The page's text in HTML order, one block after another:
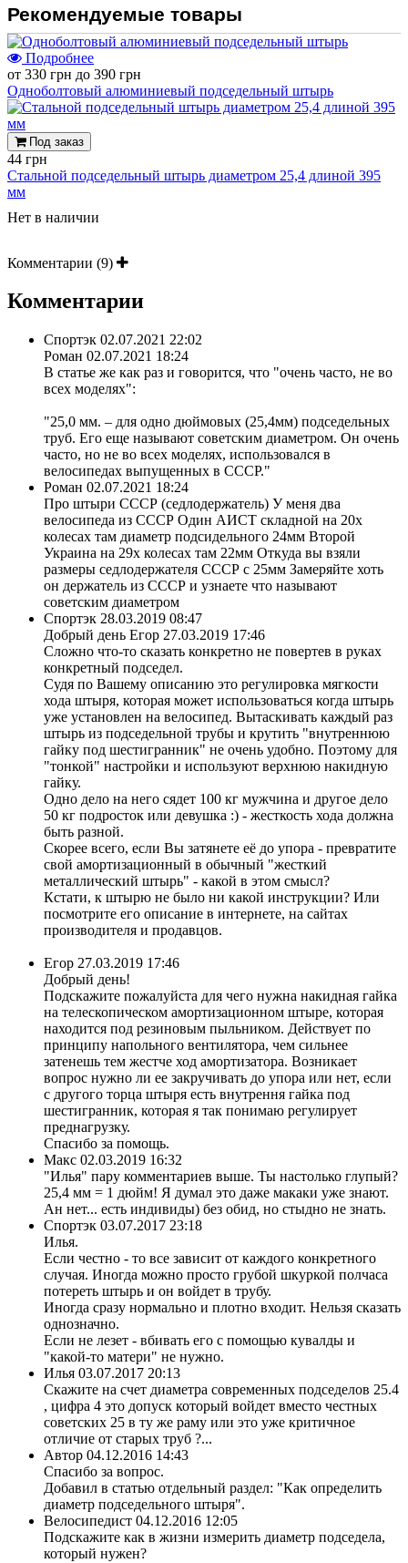
Рекомендуемые товары
Подробнее
от 330 грн до 390 грн
Одноболтовый алюминиевый подседельный штырь
Под заказ
44 грн
Стальной подседельный штырь диаметром 25,4 длиной 395
мм
Нет в наличии
Комментарии (9)
Комментарии
Спортэк 02.07.2021 22:02
Роман 02.07.2021 18:24
В статье же как раз и говорится, что "очень часто, не во
всех моделях":
"25,0 мм. – для одно дюймовых (25,4мм) подседельных
труб. Его еще называют советским диаметром. Он очень
часто, но не во всех моделях, использовался в
велосипедах выпущенных в СССР."
Роман 02.07.2021 18:24
Про штыри СССР (седлодержатель) У меня два
велосипеда из СССР Один АИСТ складной на 20х
колесах там диаметр подсидельного 24мм Второй
Украина на 29х колесах там 22мм Откуда вы взяли
размеры седлодержателя СССР с 25мм Замеряйте хоть
он держатель из СССР и узнаете что называют
советским диаметром
Спортэк 28.03.2019 08:47
Добрый день Егор 27.03.2019 17:46
Сложно что-то сказать конкретно не повертев в руках
конкретный подседел.
Судя по Вашему описанию это регулировка мягкости
хода штыря, которая может использоваться когда штырь
уже установлен на велосипед. Вытаскивать каждый раз
штырь из подседельной трубы и крутить "внутреннюю
гайку под шестигранник" не очень удобно. Поэтому для
"тонкой" настройки и используют верхнюю накидную
гайку.
Одно дело на него сядет 100 кг мужчина и другое дело
50 кг подросток или девушка :) - жесткость хода должна
быть разной.
Скорее всего, если Вы затянете её до упора - превратите
свой амортизационный в обычный "жесткий
металлический штырь" - какой в этом смысл?
Кстати, к штырю не было ни какой инструкции? Или
посмотрите его описание в интернете, на сайтах
производителя и продавцов.
Егор 27.03.2019 17:46
Добрый день!
Подскажите пожалуйста для чего нужна накидная гайка
на телескопическом амортизационном штыре, которая
находится под резиновым пыльником. Действует по
принципу напольного вентилятора, чем сильнее
затенешь тем жестче ход амортизатора. Возникает
вопрос нужно ли ее закручивать до упора или нет, если
с другого торца штыря есть внутрення гайка под
шестигранник, которая я так понимаю регулирует
преднагрузку.
Спасибо за помощь.
Макс 02.03.2019 16:32
"Илья" пару комментариев выше. Ты настолько глупый?
25,4 мм = 1 дюйм! Я думал это даже макаки уже знают.
Ан нет... есть индивиды) без обид, но стыдно не знать.
Спортэк 03.07.2017 23:18
Илья.
Если честно - то все зависит от каждого конкретного
случая. Иногда можно просто грубой шкуркой полчаса
потереть штырь и он войдет в трубу.
Иногда сразу нормально и плотно входит. Нельзя сказать
однозначно.
Если не лезет - вбивать его с помощью кувалды и
"какой-то матери" не нужно.
Илья 03.07.2017 20:13
Скажите на счет диаметра современных подседелов 25.4
, цифра 4 это допуск который войдет вместо честных
советских 25 в ту же раму или это уже критичное
отличие от старых труб ?...
Автор 04.12.2016 14:43
Спасибо за вопрос.
Добавил в статью отдельный раздел: "Как определить
диаметр подседельного штыря".
Велосипедист 04.12.2016 12:05
Подскажите как в жизни измерить диаметр подседела,
который нужен?